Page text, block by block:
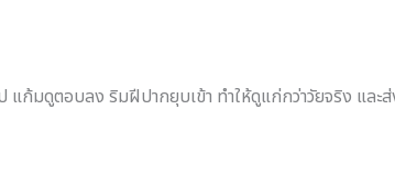
แก้มดูตอบลง ริมฝีปากยุบเข้า ทำให้ดูแก่กว่าวัยจริง แล